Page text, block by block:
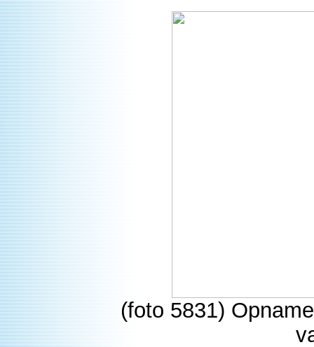
(foto 5831)